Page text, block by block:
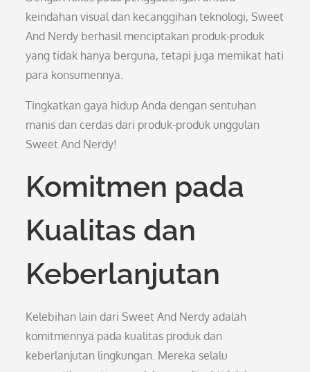
keindahan visual dan kecanggihan teknologi, Sweet
And Nerdy berhasil menciptakan produk-produk
yang tidak hanya berguna, tetapi juga memikat hati
para konsumennya.
Tingkatkan gaya hidup Anda dengan sentuhan
manis dan cerdas dari produk-produk unggulan
Sweet And Nerdy!
Komitmen pada
Kualitas dan
Keberlanjutan
Kelebihan lain dari Sweet And Nerdy adalah
komitmennya pada kualitas produk dan
keberlanjutan lingkungan. Mereka selalu